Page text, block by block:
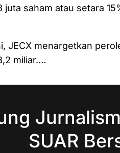
juta saham atau setara
JECX menargetkan
miliar.…
SUAR